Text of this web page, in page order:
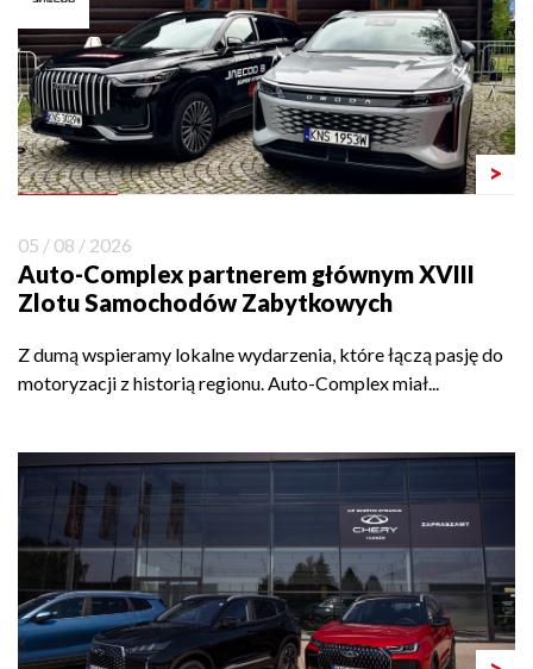
>
05 / 08 / 2026
Auto-Complex partnerem głównym XVIII
Zlotu Samochodów Zabytkowych
Z dumą wspieramy lokalne wydarzenia, które łączą pasję do
motoryzacji z historią regionu. Auto-Complex miał...